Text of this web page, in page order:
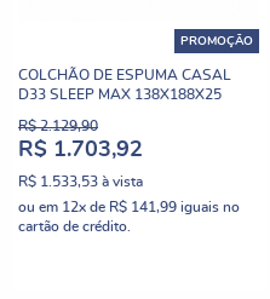
PROMOÇÃO
COLCHÃO DE ESPUMA CASAL
D33 SLEEP MAX 138X188X25
R$ 2.129,90
R$ 1.703,92
R$ 1.533,53 à vista
ou em 12x de R$ 141,99 iguais no
cartão de crédito.